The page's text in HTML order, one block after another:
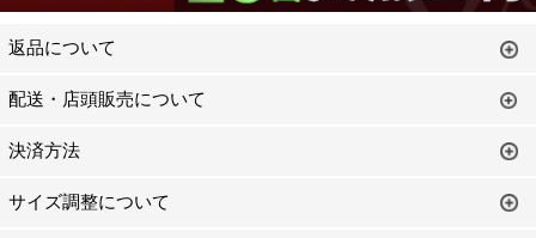
返品について
配送・店頭販売について
決済方法
サイズ調整について